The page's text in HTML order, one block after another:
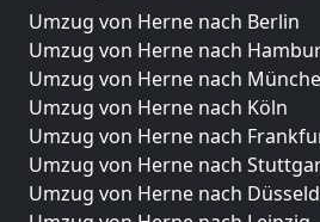
Umzug von Herne nach Berlin
Umzug von Herne nach
Umzug von Herne nach
Umzug von Herne nach Köln
Umzug von Herne nach
Umzug von Herne nach
Umzug von Herne nach